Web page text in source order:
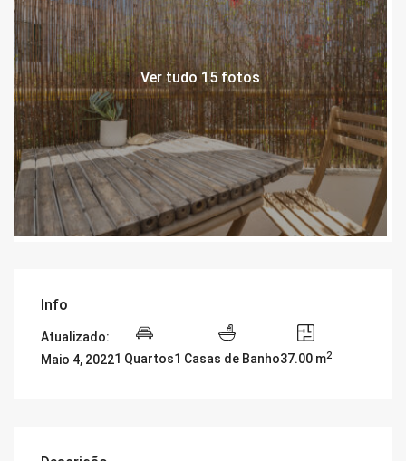
Ver tudo 15 fotos
Info
Atualizado:
Maio 4, 20221 Quartos1 Casas de Banho37.00 m2